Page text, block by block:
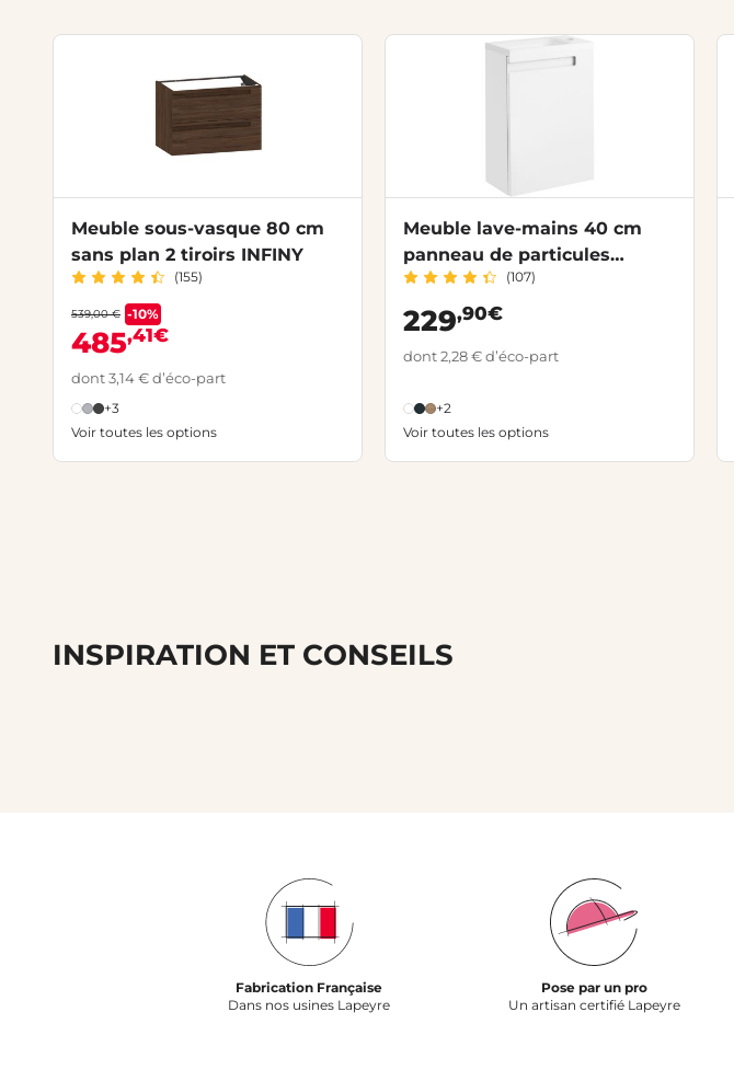
Meuble sous-vasque 80 cm
sans plan 2 tiroirs INFINY
(155)
539,00 € -10%
485,41€
dont 3,14 € d’éco-part
+3
Voir toutes les options
Meuble lave-mains 40 cm
panneau de particules
INFINY
(107)
229,90€
dont 2,28 € d’éco-part
+2
Voir toutes les options
INSPIRATION ET CONSEILS
Fabrication Française
Dans nos usines Lapeyre
Pose par un pro
Un artisan certifié Lapeyre